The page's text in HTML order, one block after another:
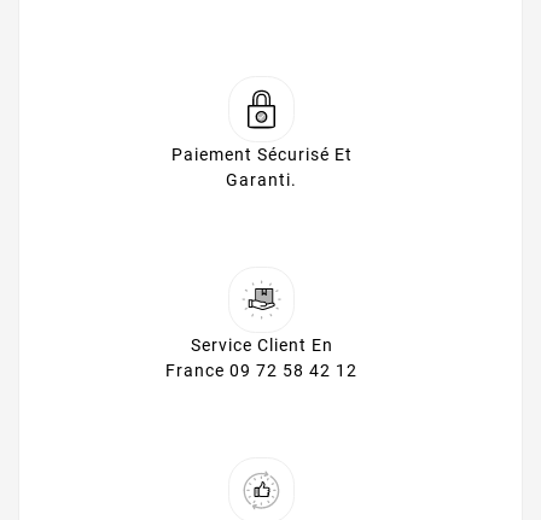
Paiement Sécurisé Et
Garanti.
Service Client En
France 09 72 58 42 12